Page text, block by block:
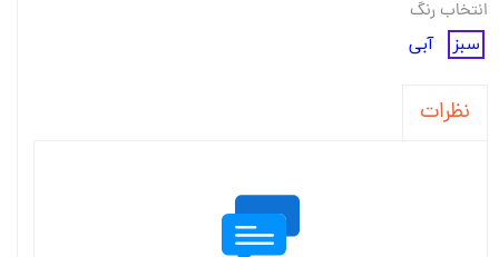
انتخاب رنگ
سبز آبی
نظرات